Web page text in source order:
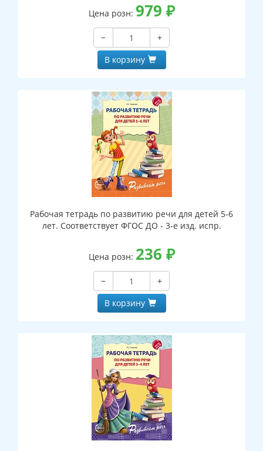
Цена розн: 979 ₽
−
+
В корзину
Рабочая тетрадь по развитию речи для детей 5-6
лет. Соответствует ФГОС ДО - 3-е изд. испр.
Цена розн: 236 ₽
−
+
В корзину